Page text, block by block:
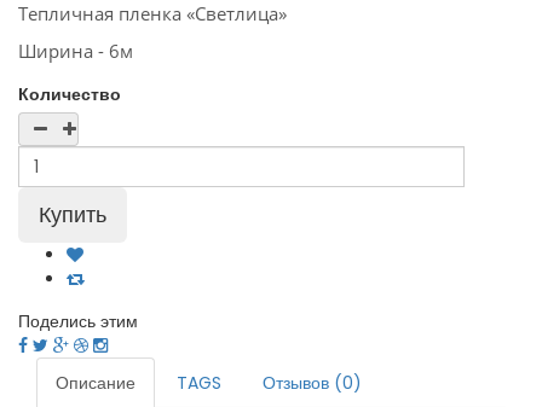
Тепличная пленка «Светлица»
Ширина - 6м
Количество
Поделись этим
Описание TAGS
Отзывов (0)